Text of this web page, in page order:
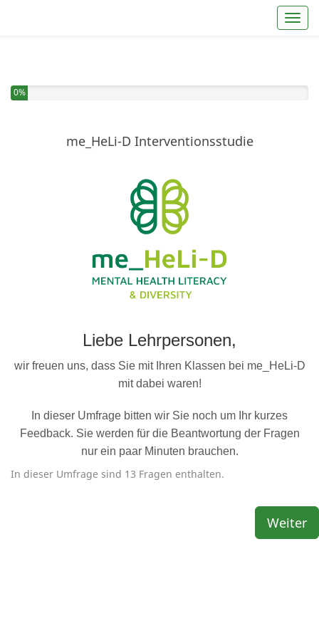
Sie haben 0% dieser Umfrage fertiggestellt.
0%
me_HeLi-D Interventionsstudie
Liebe Lehrpersonen,
wir freuen uns, dass Sie mit Ihren Klassen bei me_HeLi-D
mit dabei waren!
In dieser Umfrage bitten wir Sie noch um Ihr kurzes
Feedback. Sie werden für die Beantwortung der Fragen
nur ein paar Minuten brauchen.
In dieser Umfrage sind 13 Fragen enthalten.
Weiter